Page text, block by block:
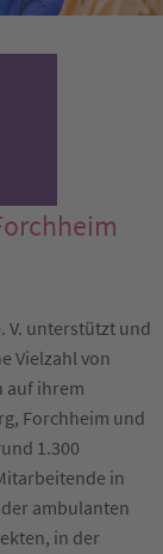
V. unterstützt und
Vielzahl von
auf ihrem
Forchheim und
1.300
in
ambulanten
in der